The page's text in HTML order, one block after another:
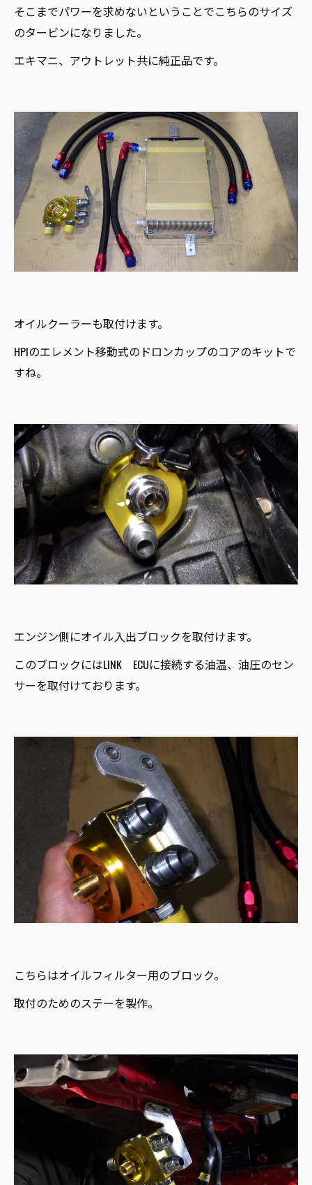
そこまでパワーを求めないということでこちらのサイズ
のタービンになりました。
エキマニ、アウトレット共に純正品です。
オイルクーラーも取付けます。
HPIのエレメント移動式のドロンカップのコアのキットで
すね。
エンジン側にオイル入出ブロックを取付けます。
このブロックにはLINK ECUに接続する油温、油圧のセン
サーを取付けております。
こちらはオイルフィルター用のブロック。
取付のためのステーを製作。